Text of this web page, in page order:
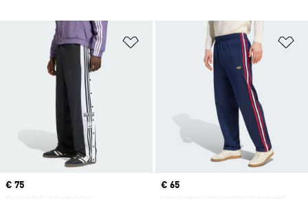
Op verlanglijst zetten
Price
€ 75
Price
€ 65